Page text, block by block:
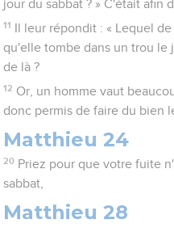
jour du sabbat ? » C'était afin
11
Il leur répondit : « Lequel
qu'elle tombe dans un trou le
de là ?
12 Or, un homme vaut
donc permis de faire du bien
Matthieu 24
20 Priez pour que votre fuite
sabbat,
Matthieu 28